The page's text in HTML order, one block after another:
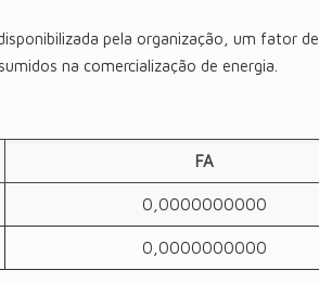
pela organização, um fator de
na comercialização de energia.
FA
0,0000000000
0,0000000000